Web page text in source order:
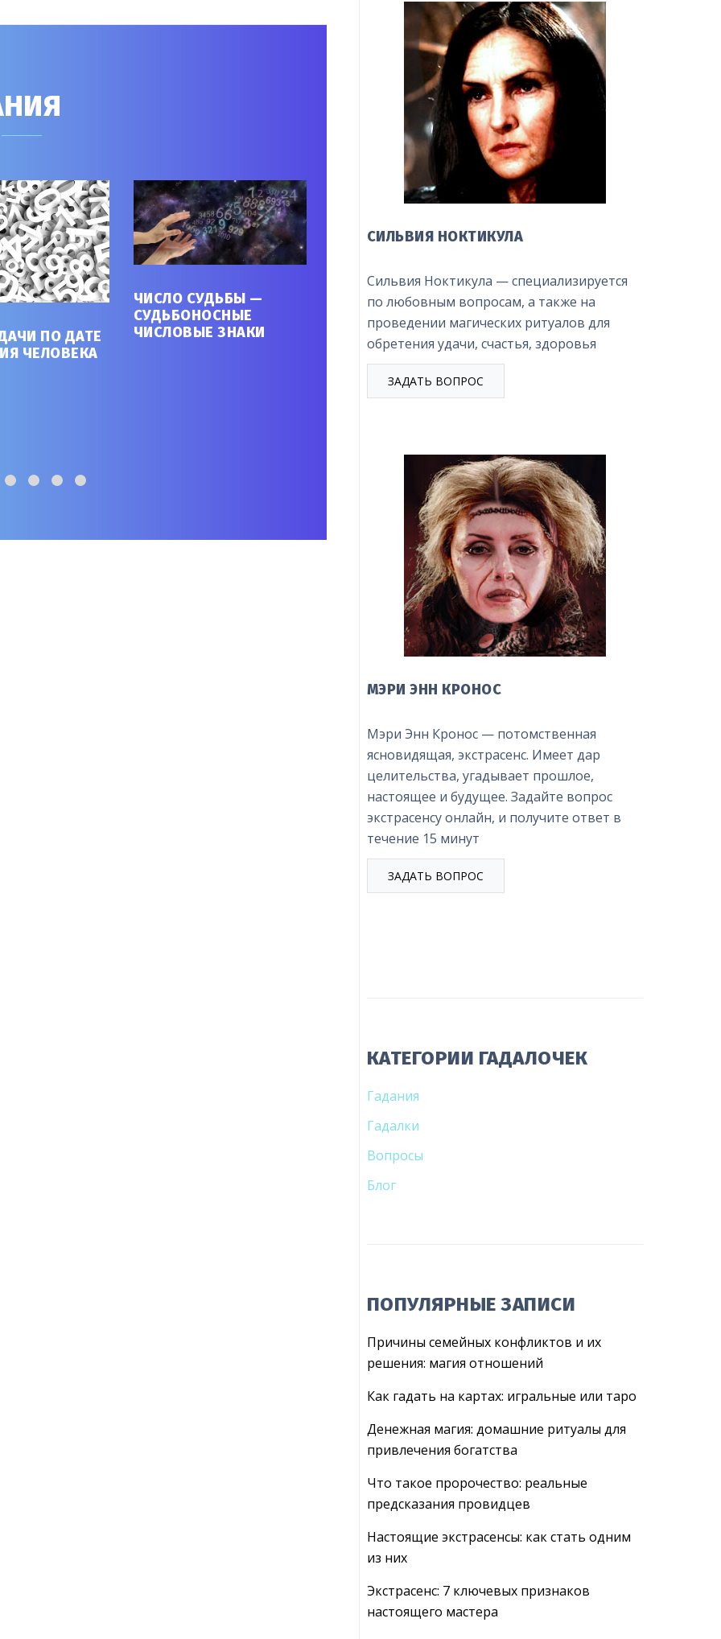
ПО ДАТЕ
ЧЕЛОВЕКА
ЧИСЛО СУДЬБЫ —
СУДЬБОНОСНЫЕ
ЧИСЛОВЫЕ ЗНАКИ
УЗНАТЬ КАРМИЧЕСКИЙ
ДОЛГ ПО ИМЕНИ И ДАТЕ
РОЖДЕНИЯ
НУМЕРОЛОГИЯ
ЖИЗНЕННЫХ ЭТАПОВ
ЧЕЛОВЕКА
НУМЕРОЛОГИЧЕСКИЙ
СИЛЬВИЯ НОКТИКУЛА
Сильвия Ноктикула — специализируется
по любовным вопросам, а также на
проведении магических ритуалов для
обретения удачи, счастья, здоровья
ЗАДАТЬ ВОПРОС
МЭРИ ЭНН КРОНОС
Мэри Энн Кронос — потомственная
ясновидящая, экстрасенс. Имеет дар
целительства, угадывает прошлое,
настоящее и будущее. Задайте вопрос
экстрасенсу онлайн, и получите ответ в
течение 15 минут
ЗАДАТЬ ВОПРОС
КАТЕГОРИИ ГАДАЛОЧЕК
Гадания
Гадалки
Вопросы
Блог
ПОПУЛЯРНЫЕ ЗАПИСИ
Причины семейных конфликтов и их
решения: магия отношений
Как гадать на картах: игральные или таро
Денежная магия: домашние ритуалы для
привлечения богатства
Что такое пророчество: реальные
предсказания провидцев
Настоящие экстрасенсы: как стать одним
из них
Экстрасенс: 7 ключевых признаков
настоящего мастера